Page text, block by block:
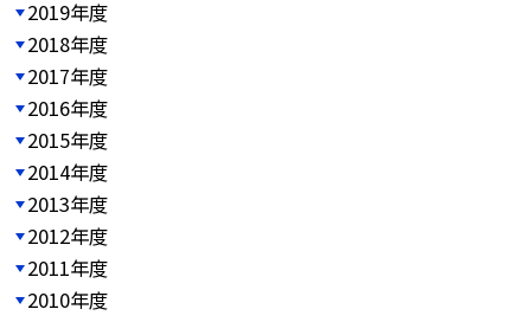
2019年度
2018年度
2017年度
2016年度
2015年度
2014年度
2013年度
2012年度
2011年度
2010年度